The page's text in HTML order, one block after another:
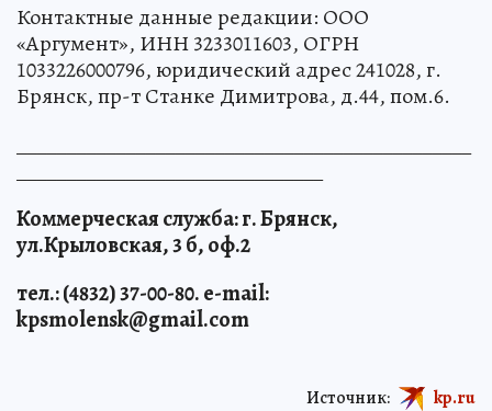
Контактные данные редакции: ООО
«Аргумент», ИНН 3233011603, ОГРН
1033226000796, юридический адрес 241028, г.
Брянск, пр-т Станке Димитрова, д.44, пом.6.
Коммерческая служба: г. Брянск,
ул.Крыловская, 3 б, оф.2
тел.: (4832) 37-00-80. e-mail:
kpsmolensk@gmail.com
Источник: kp.ru